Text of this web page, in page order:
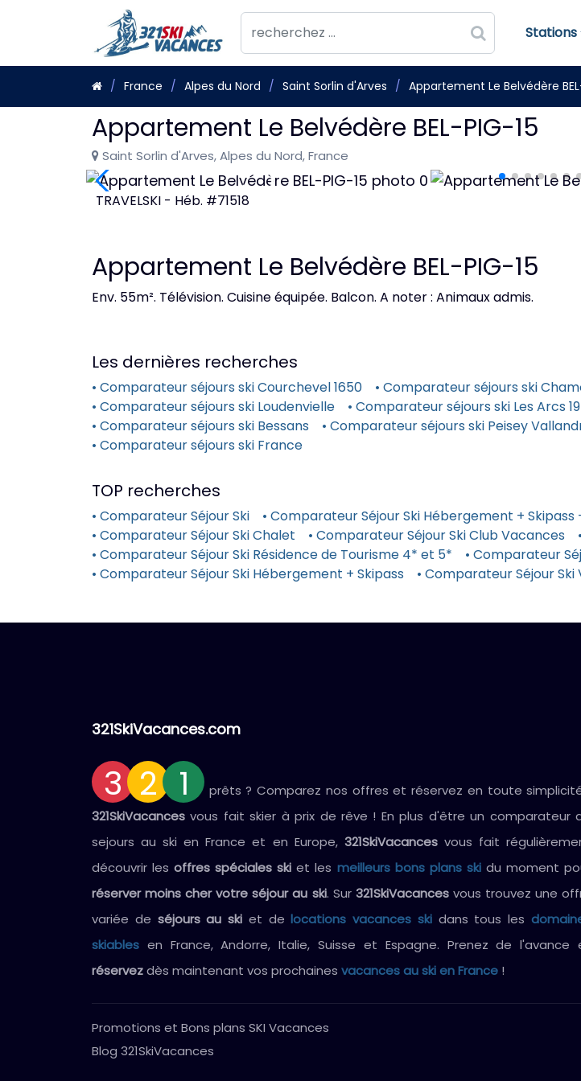
Stations
Stations
France Alpes du Nord Saint Sorlin d'Arves Appartement Le Belvédère
Appartement Le Belvédère BEL-PIG-15
Saint Sorlin d'Arves, Alpes du Nord, France
TRAVELSKI - Héb. #71518
Appartement Le Belvédère BEL-PIG-15
Env. 55m². Télévision. Cuisine équipée. Balcon. A noter : Animaux admis.
Les dernières recherches
• Comparateur séjours ski Courchevel 1650 • Comparateur séjours ski
• Comparateur séjours ski Loudenvielle
• Comparateur séjours ski Les Arcs
• Comparateur séjours ski Bessans
• Comparateur séjours ski Peisey
• Comparateur séjours ski France
TOP recherches
• Comparateur Séjour Ski • Comparateur Séjour Ski Hébergement + Skipass
• Comparateur Séjour Ski Chalet
• Comparateur Séjour Ski Club Vacances
• Comparateur Séjour Ski Résidence de Tourisme 4* et 5*
• Comparateur
• Comparateur Séjour Ski Hébergement + Skipass
• Comparateur Séjour Ski
321SkiVacances.com
3 2 1
prêts ? Comparez nos offres et réservez en toute
321SkiVacances vous fait skier à prix de rêve ! En plus d'être un comparateur
sejours au ski en France et en Europe, 321SkiVacancesvous fait
découvrir lesoffres spéciales ski et les meilleurs bons plans skidu moment
réserver moins cher votre séjour au ski. Sur 321SkiVacancesvous trouvez une
variée de séjours au ski et delocations vacances skidans tous les
skiables en France, Andorre, Italie, Suisse et Espagne. Prenez de l'avance
réservezdès maintenant vos prochaines vacances au ski en France !
Promotions et Bons plans SKI Vacances
Blog 321SkiVacances